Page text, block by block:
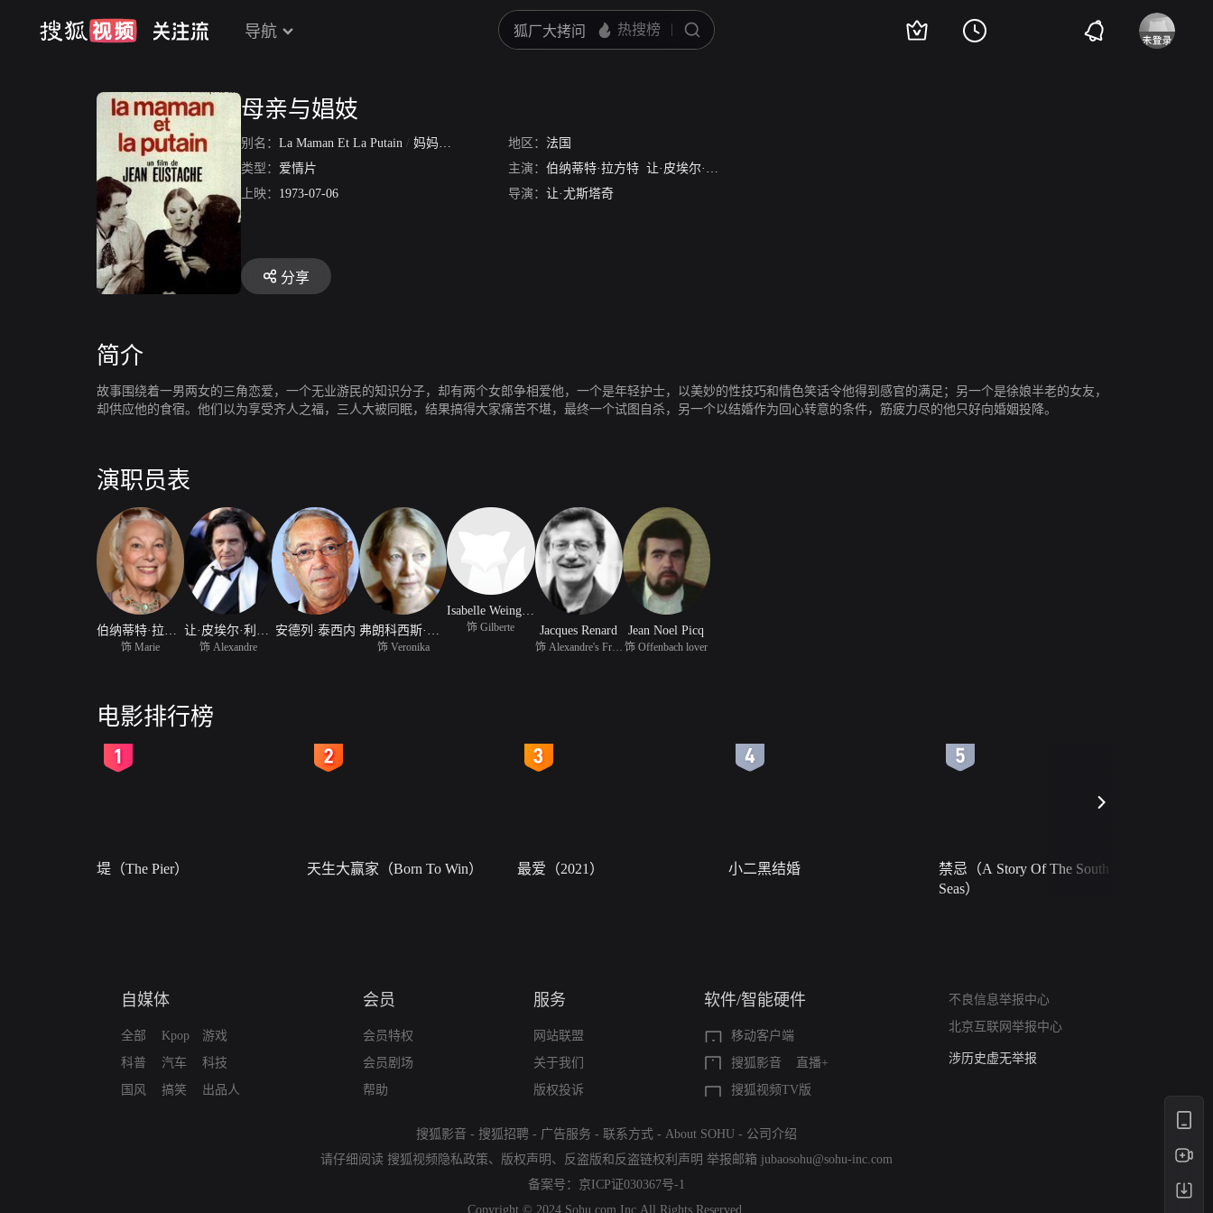
导航
母亲与娼妓
别名： La Maman Et La Putain / 妈妈与娼妓 地区： 法国
类型： 爱情片 主演： 伯纳蒂特·拉方特 让·皮埃尔·利奥德
上映： 1973-07-06 导演： 让·尤斯塔奇
分享
简介
故事围绕着一男两女的三角恋爱，一个无业游民的知识分子，却有两个女郎争相爱他，一个是年轻护士，以美妙的性技巧和情色笑话令他得到感官的满足；另一个是徐娘半老的女友，
却供应他的食宿。他们以为享受齐人之福，三人大被同眠，结果搞得大家痛苦不堪，最终一个试图自杀，另一个以结婚作为回心转意的条件，筋疲力尽的他只好向婚姻投降。
演职员表
饰 Marie 饰 Alexandre
安德列·泰西内
饰 Veronika
Isabelle Weingarten
饰 Gilberte Jacques Renard
饰 Alexandre's Friend
Jean Noel Picq
饰 Offenbach lover
电影排行榜
堤（The Pier） 天生大赢家（Born To Win） 最爱（2021） 小二黑结婚
禁忌（A Story Of The South
Seas）
自媒体
全部
科普
国风
Kpop
汽车
搞笑
游戏
科技
出品人
会员
会员特权
会员剧场
帮助
服务
网站联盟
关于我们
版权投诉
软件/智能硬件
移动客户端
搜狐影音
直播+
搜狐视频TV版
不良信息举报中心
北京互联网举报中心
亚运会举报专区
涉历史虚无举报
搜狐影音 - 搜狐招聘 - 广告服务 - 联系方式 - About SOHU - 公司介绍
请仔细阅读 搜狐视频隐私政策、 版权声明 、 反盗版和反盗链权利声明 举报邮箱 jubaosohu@sohu-inc.com
备案号： 京ICP证030367号-1
Copyright © 2024 Sohu.com Inc.All Rights Reserved.